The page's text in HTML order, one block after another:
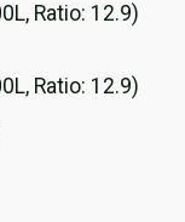
Ratio: 12.9)
Ratio: 12.9)